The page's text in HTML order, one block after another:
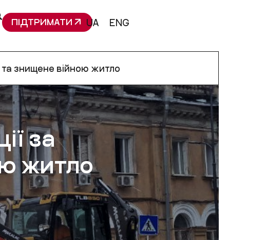
ПІДТРИМАТИ UA ENG
знищене війною житло
за
житло